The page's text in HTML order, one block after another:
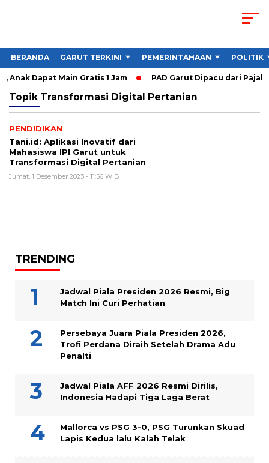
BERANDA GARUT TERKINI PEMERINTAHAAN POLITIK
Dapat Main Gratis 1 Jam PAD Garut Dipacu dari
Topik Transformasi Digital Pertanian
PENDIDIKAN
Tani.id: Aplikasi Inovatif dari
Mahasiswa IPI Garut untuk
Transformasi Digital Pertanian
Jumat, 1 Desember 2023 - 11:56 WIB
TRENDING
Jadwal Piala Presiden 2026 Resmi, Big
Match Ini Curi Perhatian
Persebaya Juara Piala Presiden 2026,
Trofi Perdana Diraih Setelah Drama Adu
Penalti
Jadwal Piala AFF 2026 Resmi Dirilis,
Indonesia Hadapi Tiga Laga Berat
Mallorca vs PSG 3-0, PSG Turunkan Skuad
Lapis Kedua lalu Kalah Telak